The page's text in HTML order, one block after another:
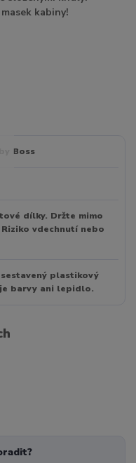
kabiny!
Boss
dílky. Držte mimo
vdechnutí nebo
plastikový
barvy ani lepidlo.